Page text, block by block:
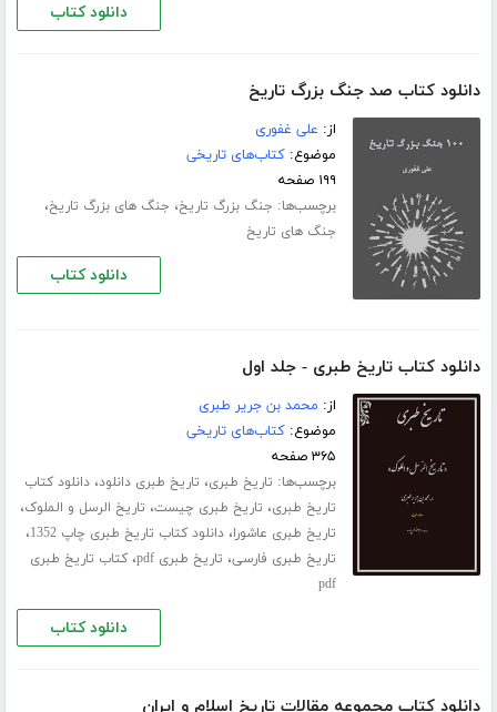
دانلود کتاب
دانلود کتاب صد جنگ بزرگ تاریخ
از: علی غفوری
موضوع:کتاب‌های تاریخی
۱۹۹ صفحه
برچسب‌ها: جنگ بزرگ تاریخ، جنگ های بزرگ تاریخ،
جنگ های تاریخ
دانلود کتاب
دانلود کتاب تاریخ طبری - جلد اول
از: محمد بن جریر طبری
موضوع:کتاب‌های تاریخی
۳۶۵ صفحه
برچسب‌ها: تاریخ طبری، تاریخ طبری دانلود،دانلود کتاب
تاریخ طبری، تاریخ طبری چیست، تاریخ الرسل و الملوک،
تاریخ طبری عاشورا،دانلود کتاب تاریخ طبری چاپ 1352 ،
تاریخ طبری فارسی، تاریخ طبری pdf ،کتاب تاریخ طبری
pdf
دانلود کتاب
دانلود کتاب مجموعه مقالات تاریخ اسلام و ایران